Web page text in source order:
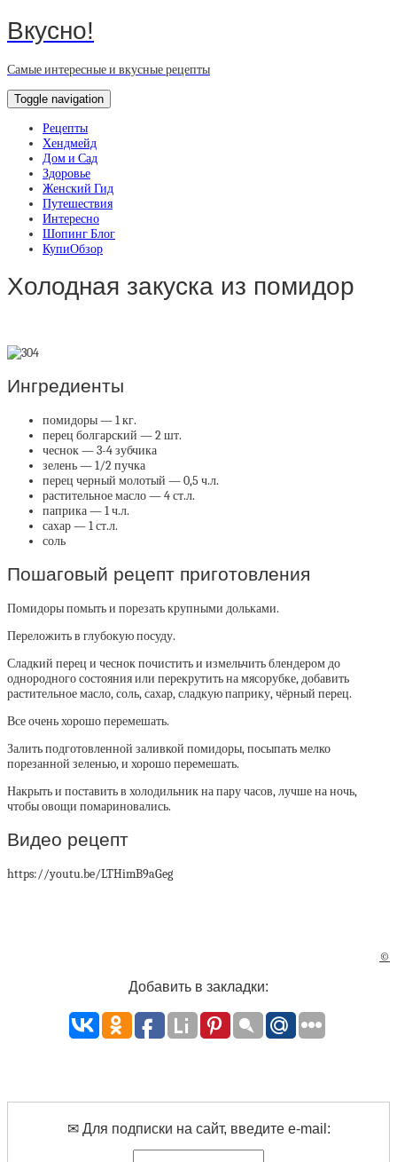
Вкусно!
Самые интересные и вкусные рецепты
Toggle navigation
Рецепты
Хендмейд
Дом и Сад
Здоровье
Женский Гид
Путешествия
Интересно
Шопинг Блог
КупиОбзор
Холодная закуска из помидор
Ингредиенты
помидоры — 1 кг.
перец болгарский — 2 шт.
чеснок — 3-4 зубчика
зелень — 1/2 пучка
перец черный молотый — 0,5 ч.л.
растительное масло — 4 ст.л.
паприка — 1 ч.л.
сахар — 1 ст.л.
соль
Пошаговый рецепт приготовления
Помидоры помыть и порезать крупными дольками.
Переложить в глубокую посуду.
Сладкий перец и чеснок почистить и измельчить блендером до
однородного состояния или перекрутить на мясорубке, добавить
растительное масло, соль, сахар, сладкую паприку, чёрный перец.
Все очень хорошо перемешать.
Залить подготовленной заливкой помидоры, посыпать мелко
порезанной зеленью, и хорошо перемешать.
Накрыть и поставить в холодильник на пару часов, лучше на ночь,
чтобы овощи помариновались.
Видео рецепт
https://youtu.be/LTHimB9aGeg
©
Добавить в закладки:
✉ Для подписки на сайт, введите e-mail: